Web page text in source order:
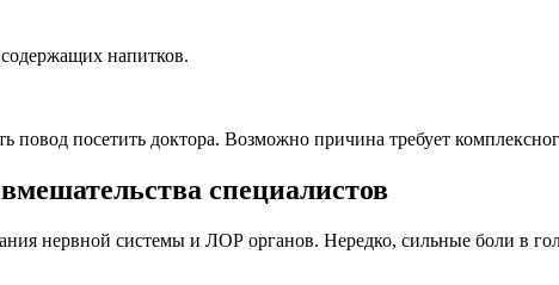
напитков.
повод посетить доктора. Возможно причина требует
специалистов
нервной системы и ЛОР органов. Нередко, сильные боли в